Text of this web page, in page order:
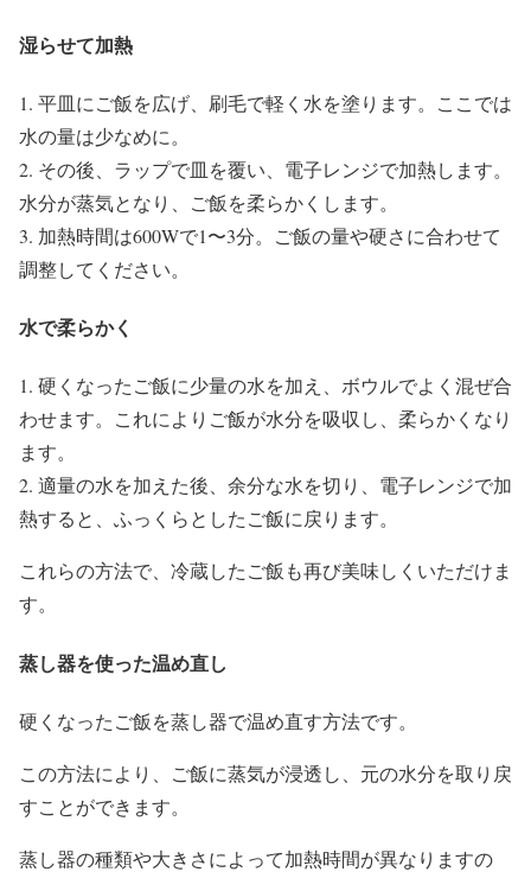
湿らせて加熱
1. 平皿にご飯を広げ、刷毛で軽く水を塗ります。ここでは
水の量は少なめに。
2. その後、ラップで皿を覆い、電子レンジで加熱します。
水分が蒸気となり、ご飯を柔らかくします。
3. 加熱時間は600Wで1〜3分。ご飯の量や硬さに合わせて
調整してください。
水で柔らかく
1. 硬くなったご飯に少量の水を加え、ボウルでよく混ぜ合
わせます。これによりご飯が水分を吸収し、柔らかくなり
ます。
2. 適量の水を加えた後、余分な水を切り、電子レンジで加
熱すると、ふっくらとしたご飯に戻ります。
これらの方法で、冷蔵したご飯も再び美味しくいただけま
す。
蒸し器を使った温め直し
硬くなったご飯を蒸し器で温め直す方法です。
この方法により、ご飯に蒸気が浸透し、元の水分を取り戻
すことができます。
蒸し器の種類や大きさによって加熱時間が異なりますの